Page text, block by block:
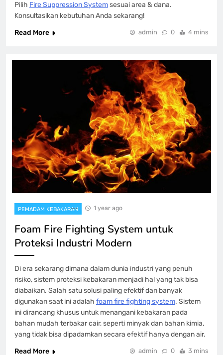
Pilih Fire Suppression Systemsesuai area & dana.
Konsultasikan kebutuhan Anda sekarang!
Read More
admin 0 4 mins
PEMADAM KEBAKARAN 1 year ago
Foam Fire Fighting System untuk
Proteksi Industri Modern
Di era sekarang dimana dalam dunia industri yang penuh
risiko, sistem proteksi kebakaran menjadi hal yang tak bisa
diabaikan. Salah satu solusi paling efektif dan banyak
digunakan saat ini adalah foam fire fighting system. Sistem
ini dirancang khusus untuk menangani kebakaran pada
bahan mudah terbakar cair, seperti minyak dan bahan kimia,
yang tidak bisa dipadamkan secara efektif hanya dengan air.
Read More
admin 0 3 mins